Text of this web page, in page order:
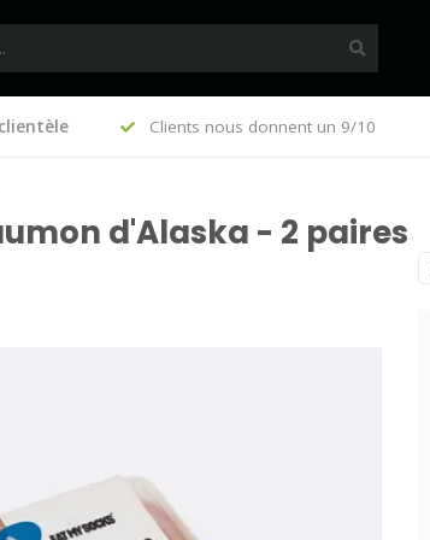
(FR) Clients nous donnent un 9/10
d'Alaska - 2 paires